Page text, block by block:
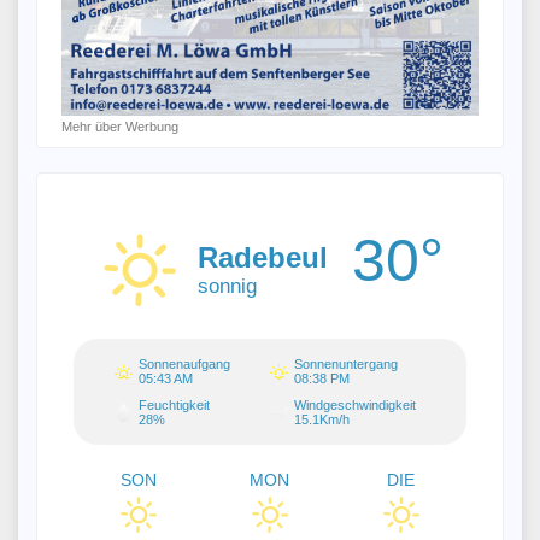
Mehr über Werbung
Radebeul
sonnig 30°
Sonnenaufgang
05:43 AM
Sonnenuntergang
08:38 PM
Feuchtigkeit
28%
Windgeschwindigkeit
15.1Km/h
SON MON DIE